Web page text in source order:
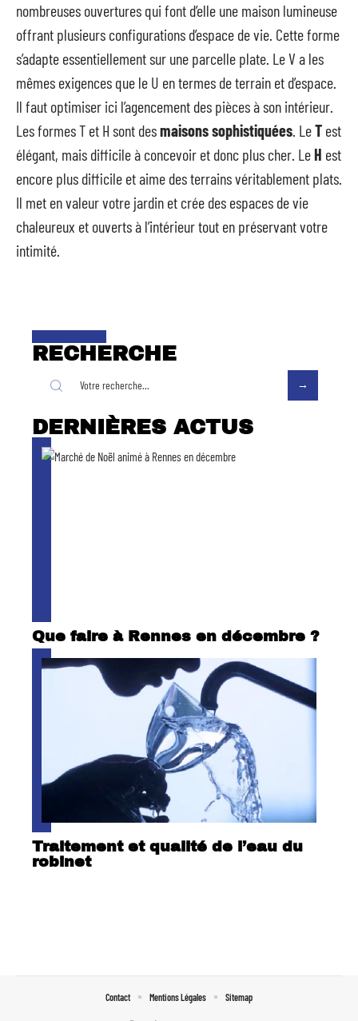
nombreuses ouvertures qui font d’elle une maison lumineuse
offrant plusieurs configurations d’espace de vie. Cette forme
s’adapte essentiellement sur une parcelle plate. Le V a les
mêmes exigences que le U en termes de terrain et d’espace.
Il faut optimiser ici l’agencement des pièces à son intérieur.
Les formes T et H sont desmaisons sophistiquées. LeT est
élégant, mais difficile à concevoir et donc plus cher. LeH est
encore plus difficile et aime des terrains véritablement plats.
Il met en valeur votre jardin et crée des espaces de vie
chaleureux et ouverts à l’intérieur tout en préservant votre
intimité.
RECHERCHE
DERNIÈRES ACTUS
Que faire à Rennes en décembre ?
Traitement et qualité de l’eau du
robinet
Contact Mentions Légales Sitemap